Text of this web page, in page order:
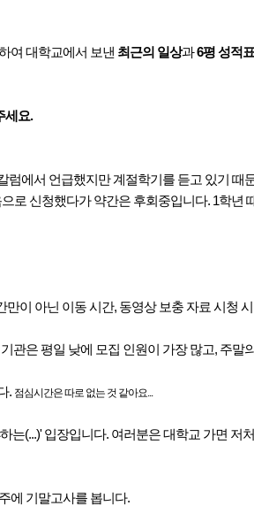
여 대학교에서 보낸 최근의 일상과6평 성적표
세요.
럼에서 언급했지만 계절학기를 듣고 있기 때
로 신청했다가 약간은 후회중입니다. 1학년
이 아닌 이동 시간, 동영상 보충 자료 시청
관은 평일 낮에 모집 인원이 가장 많고, 주말
. 점심시간은 따로 없는 것 같아요...
(...)' 입장입니다. 여러분은 대학교 가면 저
에 기말고사를 봅니다.